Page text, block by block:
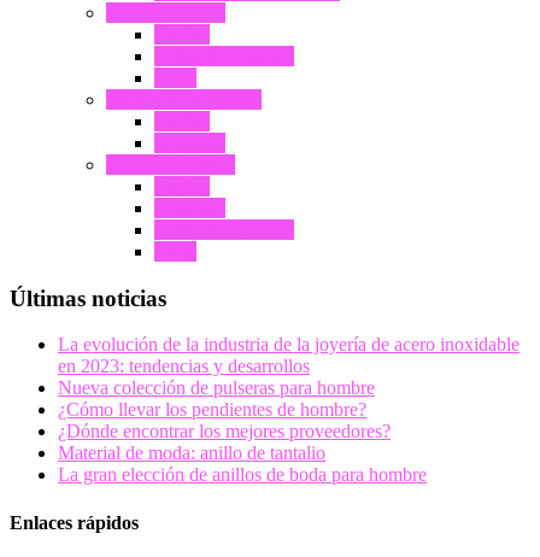
Últimas noticias
La evolución de la industria de la joyería de acero inoxidable
en 2023: tendencias y desarrollos
Nueva colección de pulseras para hombre
¿Cómo llevar los pendientes de hombre?
¿Dónde encontrar los mejores proveedores?
Material de moda: anillo de tantalio
La gran elección de anillos de boda para hombre
Enlaces rápidos